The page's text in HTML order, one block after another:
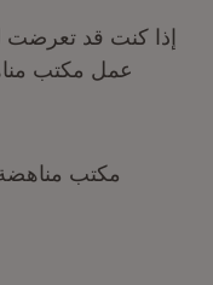
إذا كنت قد تعرضت
عمل مكتب
مكتب مناهضة